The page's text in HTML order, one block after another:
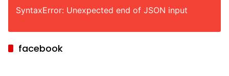
SyntaxError: Unexpected end of JSON input
facebook